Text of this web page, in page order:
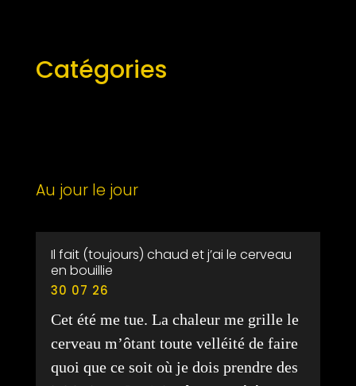
Catégories
Au jour le jour
Il fait (toujours) chaud et j’ai le cerveau
en bouillie
30 07 26
Cet été me tue. La chaleur me grille le
cerveau m’ôtant toute velléité de faire
quoi que ce soit où je dois prendre des